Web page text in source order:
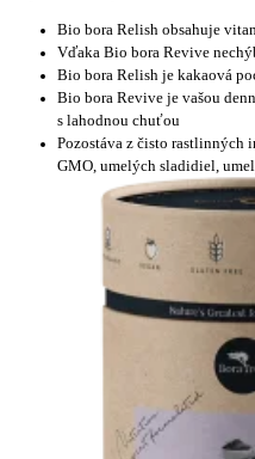
Bio bora Relish obsahuje
Vďaka Bio bora Revive
Bio bora Relish je kakaová
Bio bora Revive je vašou
s lahodnou chuťou
Pozostáva z čisto rastlinných
GMO, umelých sladidiel,